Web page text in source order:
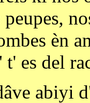
èn
es del
abiyi